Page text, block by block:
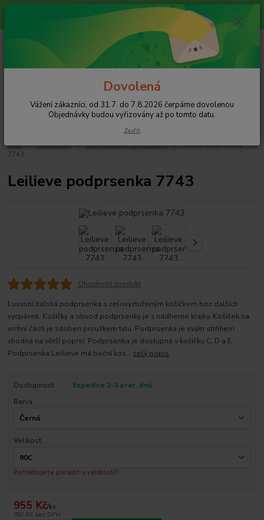
Vážení zákazníci, od 31.7. do 7.8.2026 čerpáme dovolenou
Objednávky budou vyřizovány až po tomto datu.
+420 608 754 282
pište email, pokud nezvedám tel.
Úvod Podprsenky Bez vycpávek, nevyztužené
Leilieve podprsenka
7743
Leilieve podprsenka 7743
Ohodnotit produkt
Luxusní italská podprsenka s celovyztuženým košíčkem bez dalších
vycpávek. Košíčky a obvod podprsenky je z nádherné krajky. Košíček na
vrchní části je zdoben proužkem tylu. Podprsenka je svým strřihem
vhodná na větší poprsí. Podprsenka je dostupná v košíčku C, D a E.
Podprsenka Leilieve má boční kos... celý popis
Dostupnost
Expedice 2-5 prac. dnů
Barva
Velikost
Potřebujete poradit s velikostí?
955 Kč/ks
789 Kč bez DPH
Dovolená
Vážení zákazníci, od 31.7. do 7.8.2026 čerpáme dovolenou
Objednávky budou vyřizovány až po tomto datu.
Zavřít